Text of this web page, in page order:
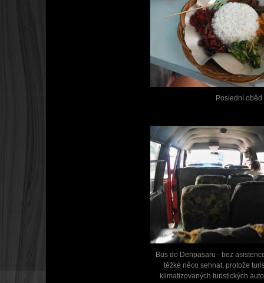
Poslední oběd
Bus do Denpasaru - bez
těžké něco sehnat, protože
klimatizovaných turistických